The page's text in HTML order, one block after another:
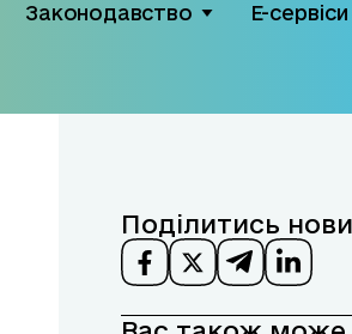
Законодавство Е-сервіси
Поділитись